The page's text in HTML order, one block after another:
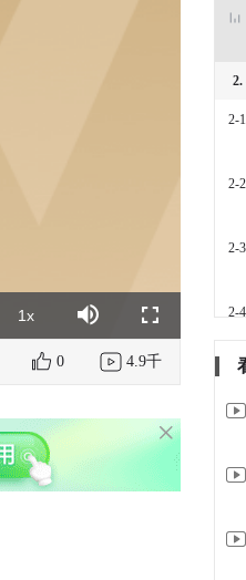
1xPlayback
Rate
Mute Fullscreen
0 4.9千
2.
2-
2-
2-
2-